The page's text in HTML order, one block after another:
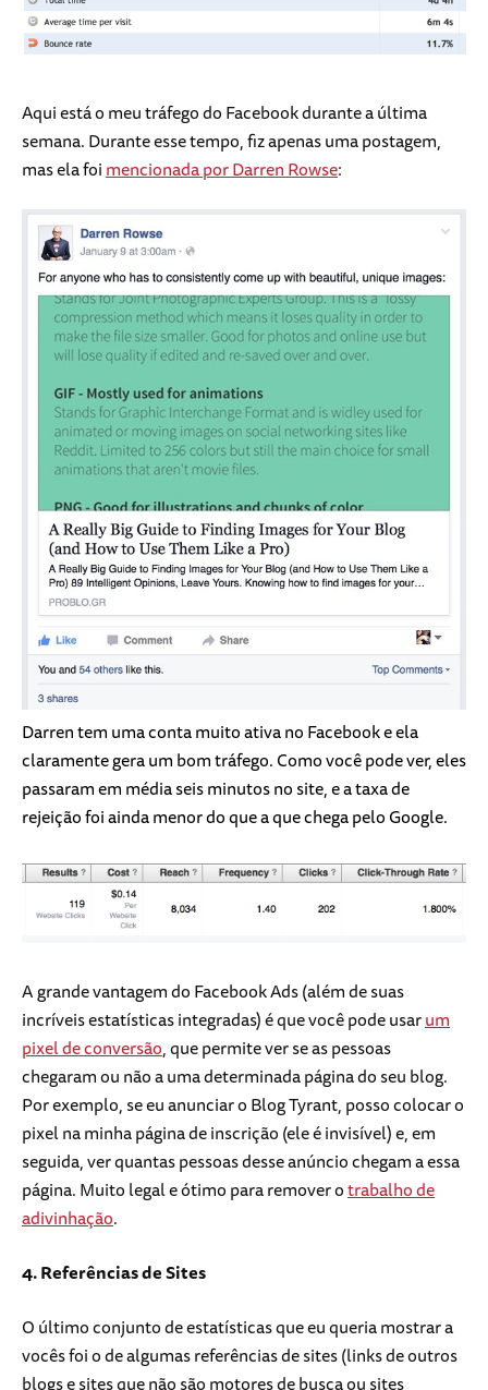
Aqui está o meu tráfego do Facebook durante a última
semana. Durante esse tempo, fiz apenas uma postagem,
mas ela foimencionada por Darren Rowse:
Darren tem uma conta muito ativa no Facebook e ela
claramente gera um bom tráfego. Como você pode ver, eles
passaram em média seis minutos no site, e a taxa de
rejeição foi ainda menor do que a que chega pelo Google.
A grande vantagem do Facebook Ads (além de suas
incríveis estatísticas integradas) é que você pode usarum
pixel de conversão, que permite ver se as pessoas
chegaram ou não a uma determinada página do seu blog.
Por exemplo, se eu anunciar o Blog Tyrant, posso colocar o
pixel na minha página de inscrição (ele é invisível) e, em
seguida, ver quantas pessoas desse anúncio chegam a essa
página. Muito legal e ótimo para remover otrabalho de
adivinhação.
4. Referências de Sites
O último conjunto de estatísticas que eu queria mostrar a
vocês foi o de algumas referências de sites (links de outros
blogs e sites que não são motores de busca ou sites